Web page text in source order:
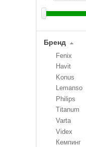
Бренд
Fenix
Havit
Konus
Lemanso
Philips
Titanum
Varta
Videx
Кемпинг